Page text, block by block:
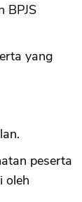
BPJS
yang
peserta
oleh